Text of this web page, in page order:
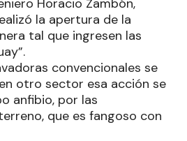
Horacio Zambón,
la apertura de la
tal que ingresen las
convencionales se
otro sector esa acción se
anfibio, por las
que es fangoso con